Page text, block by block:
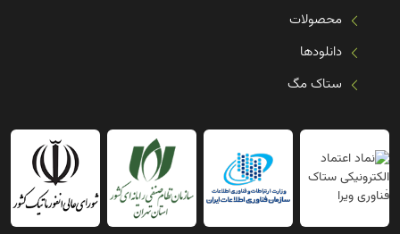
محصولات
دانلودها
ستاک مگ